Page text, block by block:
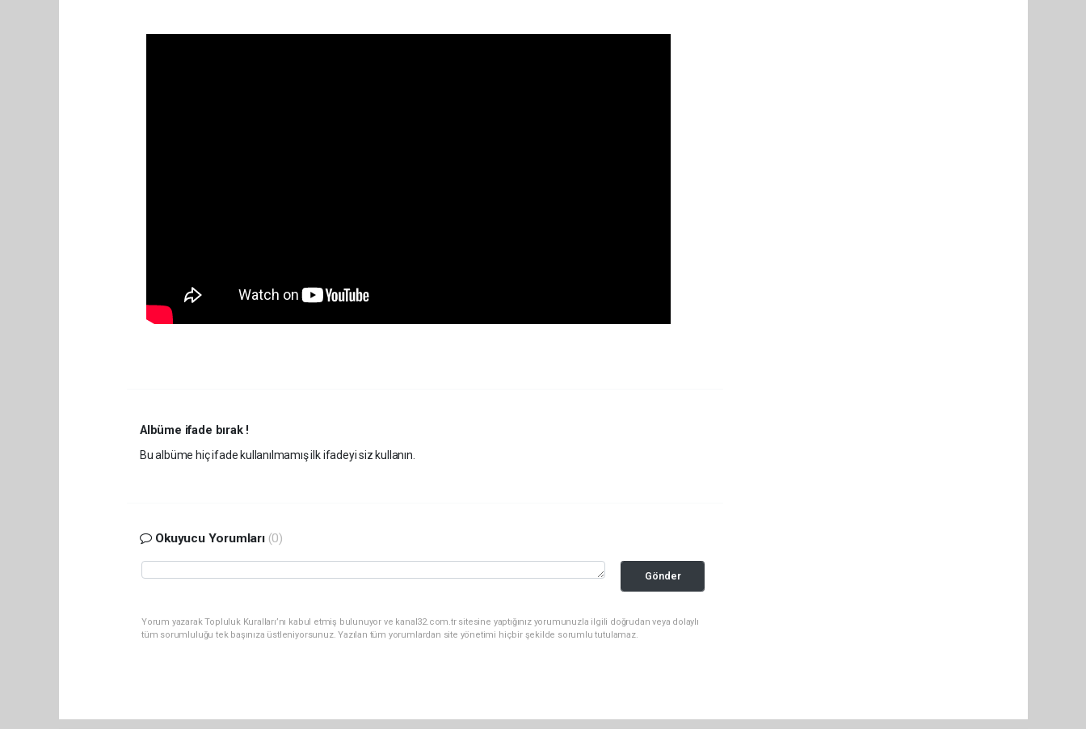
Albüme ifade bırak !
Bu albüme hiç ifade kullanılmamış ilk ifadeyi siz kullanın.
Okuyucu Yorumları (0)
Gönder
Yorum yazarak Topluluk Kuralları’nı kabul etmiş bulunuyor ve kanal32.com.tr sitesine yaptığınız yorumunuzla ilgili doğrudan veya dolaylı
tüm sorumluluğu tek başınıza üstleniyorsunuz. Yazılan tüm yorumlardan site yönetimi hiçbir şekilde sorumlu tutulamaz.